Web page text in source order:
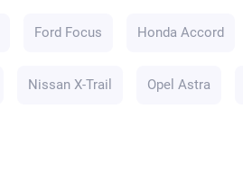
Ford Focus Honda Accord
Nissan X-Trail Opel Astra